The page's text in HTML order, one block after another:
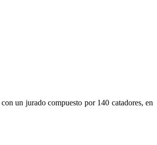
un jurado compuesto por 140 catadores, en